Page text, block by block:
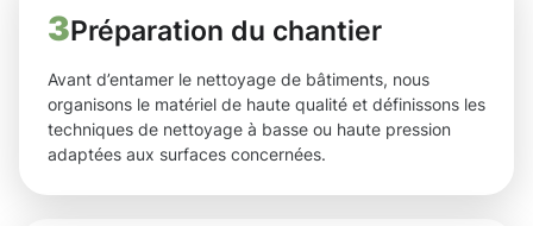
3Préparation du chantier
Avant d’entamer le nettoyage de bâtiments, nous
organisons le matériel de haute qualité et définissons les
techniques de nettoyage à basse ou haute pression
adaptées aux surfaces concernées.